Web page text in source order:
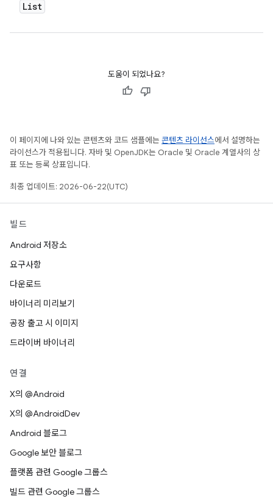
List
도움이 되었나요?
이 페이지에 나와 있는 콘텐츠와 코드 샘플에는 콘텐츠 라이선스에서 설명하는
라이선스가 적용됩니다. 자바 및 OpenJDK는 Oracle 및 Oracle 계열사의 상
표 또는 등록 상표입니다.
최종 업데이트: 2026-06-22(UTC)
빌드
Android 저장소
요구사항
다운로드
바이너리 미리보기
공장 출고 시 이미지
드라이버 바이너리
연결
X의 @Android
X의 @AndroidDev
Android 블로그
Google 보안 블로그
플랫폼 관련 Google 그룹스
빌드 관련 Google 그룹스